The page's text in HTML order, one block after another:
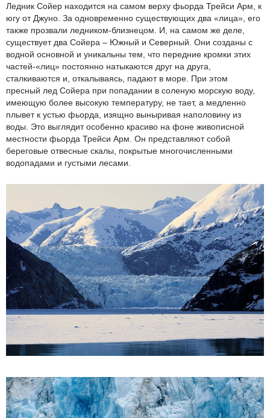
Ледник Сойер находится на самом верху фьорда Трейси Арм, к
югу от Джуно. За одновременно существующих два «лица», его
также прозвали ледником-близнецом. И, на самом же деле,
существует два Сойера – Южный и Северный. Они созданы с
водной основной и уникальны тем, что передние кромки этих
частей-«лиц» постоянно натыкаются друг на друга,
сталкиваются и, откалываясь, падают в море. При этом
пресный лед Сойера при попадании в соленую морскую воду,
имеющую более высокую температуру, не тает, а медленно
плывет к устью фьорда, изящно выныривая наполовину из
воды. Это выглядит особенно красиво на фоне живописной
местности фьорда Трейси Арм. Он представляют собой
береговые отвесные скалы, покрытые многочисленными
водопадами и густыми лесами.